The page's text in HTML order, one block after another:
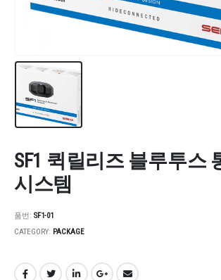
SF1 퀵릴리즈 블루투스
시스템
품번: SF1-01
CATEGORY: PACKAGE